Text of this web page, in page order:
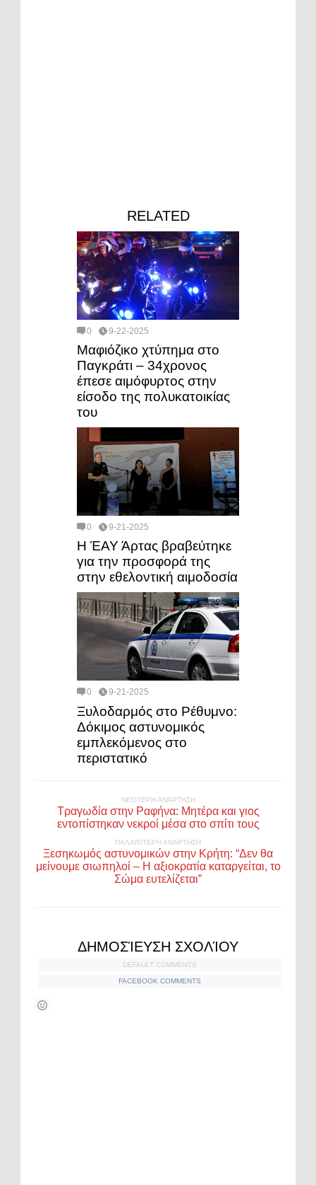
RELATED
0 9-22-2025
Μαφιόζικο χτύπημα στο
Παγκράτι – 34χρονος
έπεσε αιμόφυρτος στην
είσοδο της πολυκατοικίας
του
0 9-21-2025
Η ΈΑΥ Άρτας βραβεύτηκε
για την προσφορά της
στην εθελοντική αιμοδοσία
0 9-21-2025
Ξυλοδαρμός στο Ρέθυμνο:
Δόκιμος αστυνομικός
εμπλεκόμενος στο
περιστατικό
ΝΕΌΤΕΡΗ ΑΝΆΡΤΗΣΗ
Τραγωδία στην Ραφήνα: Μητέρα και γιος
εντοπίστηκαν νεκροί μέσα στο σπίτι τους
ΠΑΛΑΙΌΤΕΡΗ ΑΝΆΡΤΗΣΗ
Ξεσηκωμός αστυνομικών στην Κρήτη: “Δεν θα
μείνουμε σιωπηλοί – Η αξιοκρατία καταργείται, το
Σώμα ευτελίζεται”
ΔΗΜΟΣΊΕΥΣΗ ΣΧΟΛΊΟΥ
DEFAULT COMMENTS
FACEBOOK COMMENTS